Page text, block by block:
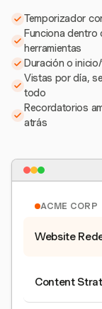
Temporizador
Funciona dentro
herramientas
Duración o
Vistas por día,
todo
Recordatorios
atrás
ACME CORP
Website
Content